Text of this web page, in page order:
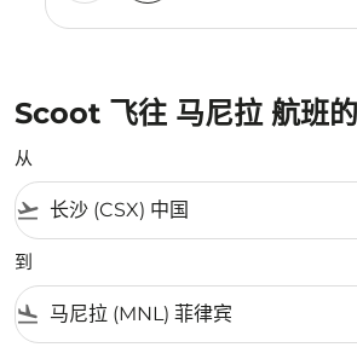
Scoot 飞往 马尼拉 航班
从
flight_takeoff
到
flight_land